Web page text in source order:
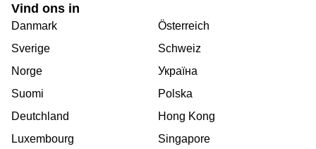
Vind ons in
Danmark
Sverige
Norge
Suomi
Deutchland
Luxembourg
Österreich
Schweiz
Україна
Polska
Hong Kong
Singapore